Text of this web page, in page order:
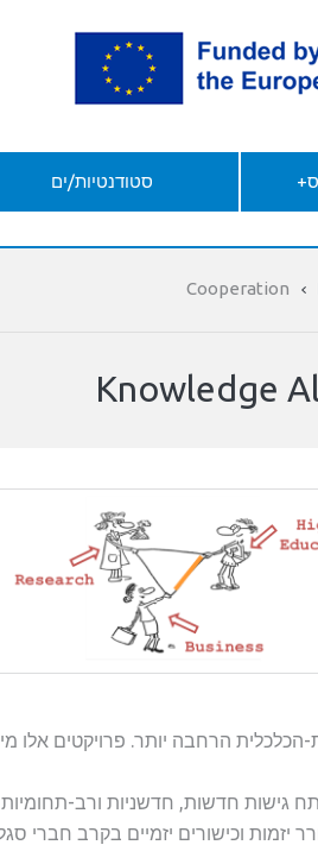
סטודנטיות/ים
Knowledge
הרחבה יותר. פרויקטים אלו
גישות חדשות, חדשניות ורב-
יזמות וכישורים יזמיים בקרב חברי